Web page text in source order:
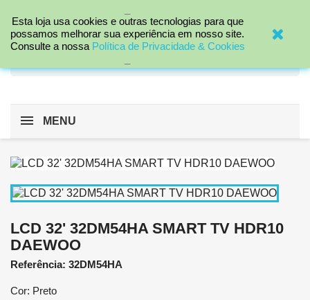

MENU
LCD 32' 32DM54HA SMART TV HDR10
DAEWOO
Referência: 32DM54HA
Cor: Preto
Esta loja usa cookies e outras tecnologias para que
possamos melhorar sua experiência em nosso site.
Consulte a nossa Política de Privacidade & Cookies